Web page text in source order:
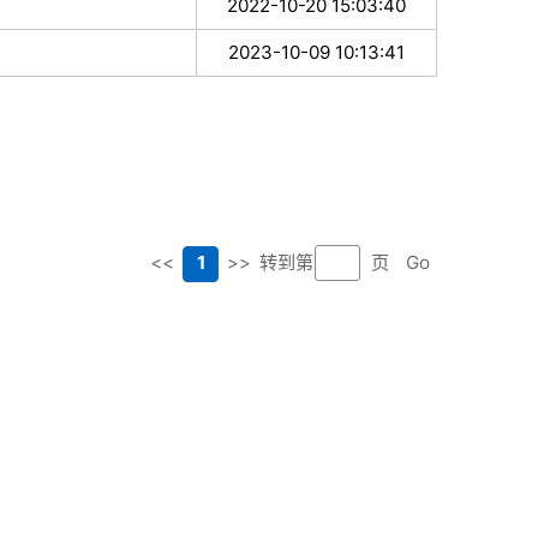
2022-10-20 15:03:40
2023-10-09 10:13:41
<< 1 >> 转到第 页 Go